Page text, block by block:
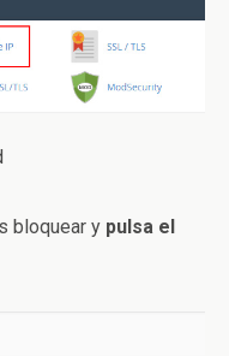
bloquear y pulsa el